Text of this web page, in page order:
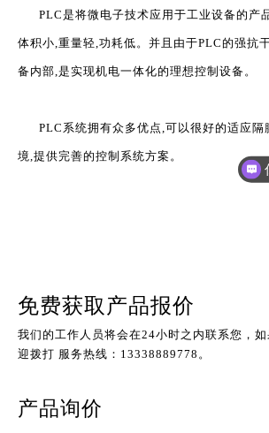
PLC是将微电子技术应用于工业设备的产
体积小,重量轻,功耗低。并且由于PLC的强抗
备内部,是实现机电一体化的理想控制设备。
PLC系统拥有众多优点,可以很好的适应隔
境,提供完善的控制系统方案。
免费获取产品报价
我们的工作人员将会在24小时之内联系您，
迎拨打 服务热线：13338889778。
产品询价